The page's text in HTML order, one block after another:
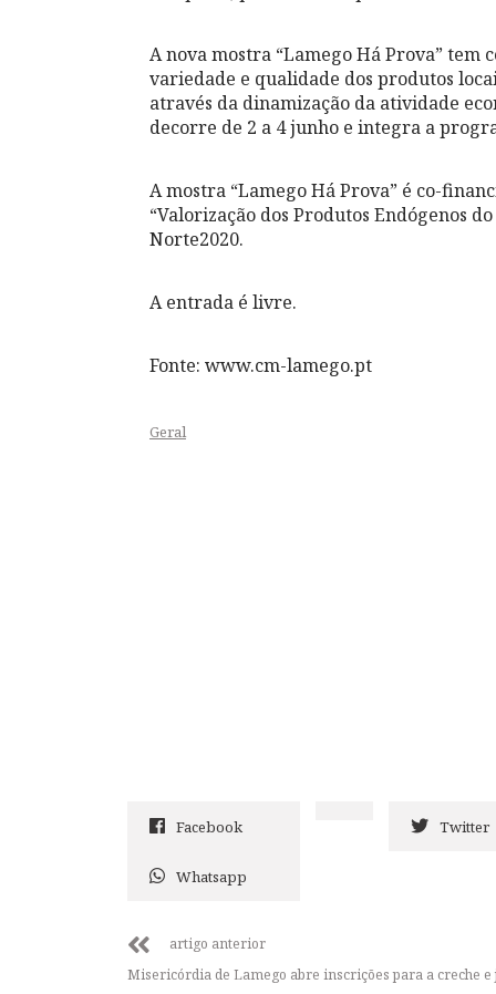
A nova mostra “Lamego Há Prova”
variedade e qualidade dos produtos
através da dinamização da atividade
decorre de 2 a 4 junho e integra a
A mostra “Lamego Há Prova” é co-
“Valorização dos Produtos Endógenos
Norte2020.
A entrada é livre.
Fonte: www.cm-lamego.pt
Geral
Facebook Twitter
Whatsapp
artigo anterior
Misericórdia de Lamego abre inscrições para a creche